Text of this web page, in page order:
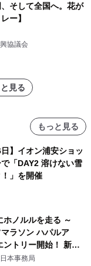
、そして全国へ。花が
ー】
協議会
見る
もっと見る
日】イオン浦安ショッ
「DAY2 溶けない雪
」を開催
ホノルルを走る ～
ラソン ハパルア
ントリー開始！ 新カ
アIKI(イキ)」(約
本事務局